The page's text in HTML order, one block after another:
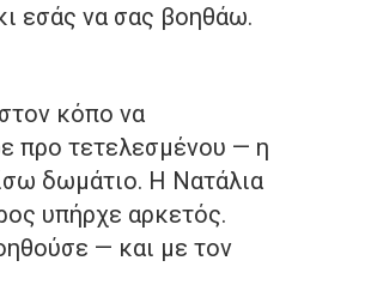
εσάς να σας βοηθάω.
κόπο να
προ τετελεσμένου — η
δωμάτιο. Η Νατάλια
υπήρχε αρκετός.
— και με τον